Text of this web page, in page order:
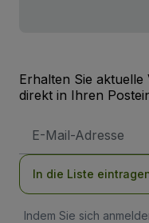
Erhalten Sie
direkt in Ihren
Mail-
In die Liste
Indem Sie sich